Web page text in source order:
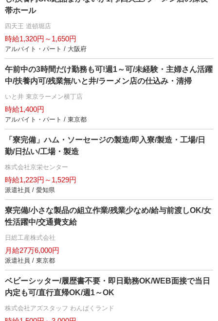
帯ホール
四天王 道頓堀店
時給1,320円～1,650円
アルバイト・パート / 大阪府
午前中の3時間だけ勤務も可!週1～可/未経験・主婦さん活躍
中/扶養内可/残業無/いと井/ラーメン店の仕込み・清掃
いと井 東京ラーメン横丁店
時給1,400円
アルバイト・パート / 東京都
「寮完備」ハム・ソーセージの製造/即入寮/製造・工場/日
勤/日払い/工場・製造
株式会社京栄センター
時給1,223円～1,529円
派遣社員 / 愛知県
寮完備/小さな製品の組立作業/残業少なめ/給与前渡しOK/女
性活躍中/交通費支給
日総工産株式会社
月給27万6,000円
派遣社員 / 東京都
ベビーシッター/履歴書不要・即日勤務OK/WEB面接で当日
内定も可/直行直帰OK/週1～OK
株式会社アズスタッフ わんぱくランド